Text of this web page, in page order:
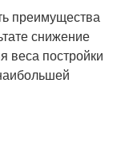
преимущества
снижение
веса постройки